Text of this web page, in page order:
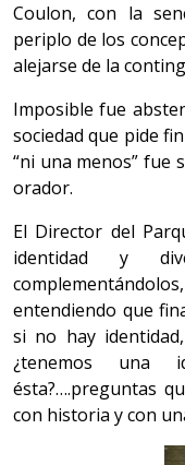
Coulon, con la
periplo de los
alejarse de la
Imposible fue
sociedad que pide
“ni una menos” fue
orador.
El Director del
identidad y
entendiendo que
si no hay
¿tenemos una
ésta?….preguntas
con historia y con